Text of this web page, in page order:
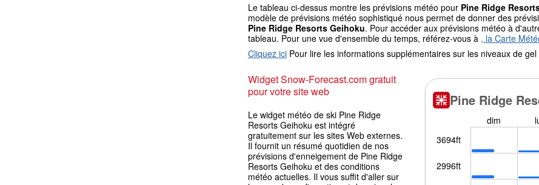
Le tableau ci-dessus montre les prévisions météo pour Pine Ridge
modèle de prévisions météo sophistiqué nous permet de donner des
Pine Ridge Resorts Geihoku. Pour accéder aux prévisions météo à
tableau. Pour une vue d'ensemble du temps, référez-vous à , la Carte
Cliquez ici Pour lire les informations supplémentaires sur les niveaux de
Widget Snow-Forecast.com gratuit
pour votre site web
Le widget météo de ski Pine Ridge
Resorts Geihoku est intégré
gratuitement sur les sites Web externes.
Il fournit un résumé quotidien de nos
prévisions d'enneigement de Pine Ridge
Resorts Geihoku et des conditions
météo actuelles. Il vous suffit d'aller sur